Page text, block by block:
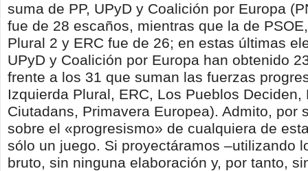
suma de PP, UPyD y Coalición por Europa
fue de 28 escaños, mientras que la de
Plural 2 y ERC fue de 26; en estas últimas
UPyD y Coalición por Europa han obtenido
frente a los 31 que suman las fuerzas
Izquierda Plural, ERC, Los Pueblos Deciden,
Ciutadans, Primavera Euro­pea). Admito, por
sobre el «progresismo» de cualquiera de
sólo un juego. Si proyectáramos –utilizando
bruto, sin ninguna elaboración y, por tanto,